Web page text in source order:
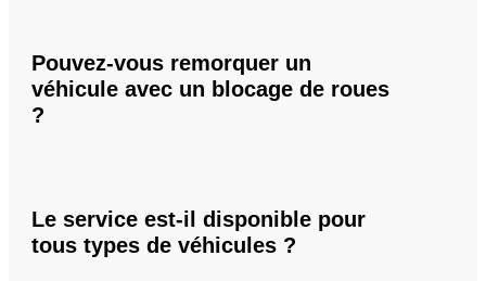
Pouvez-vous remorquer un
véhicule avec un blocage de roues
?
Le service est-il disponible pour
tous types de véhicules ?